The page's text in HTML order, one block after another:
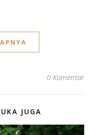
0 Komentar
JUGA